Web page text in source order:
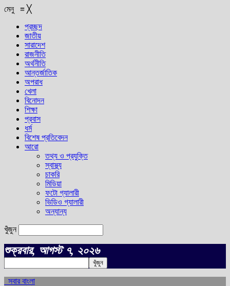
মেনু ≡ ╳
প্রচ্ছদ
জাতীয়
সারাদেশ
রাজনীতি
অর্থনীতি
আন্তর্জাতিক
অপরাধ
খেলা
বিনোদন
শিক্ষা
প্রবাস
ধর্ম
বিশেষ প্রতিবেদন
আরো
তথ্য ও প্রযুক্তি
স্বাস্থ্য
চাকরি
মিডিয়া
ফটো গ্যালারী
ভিডিও গ্যালারী
অন্যান্য
খুঁজুন
শুক্রবার, আগস্ট ৭, ২০২৬
সবার বাংলা